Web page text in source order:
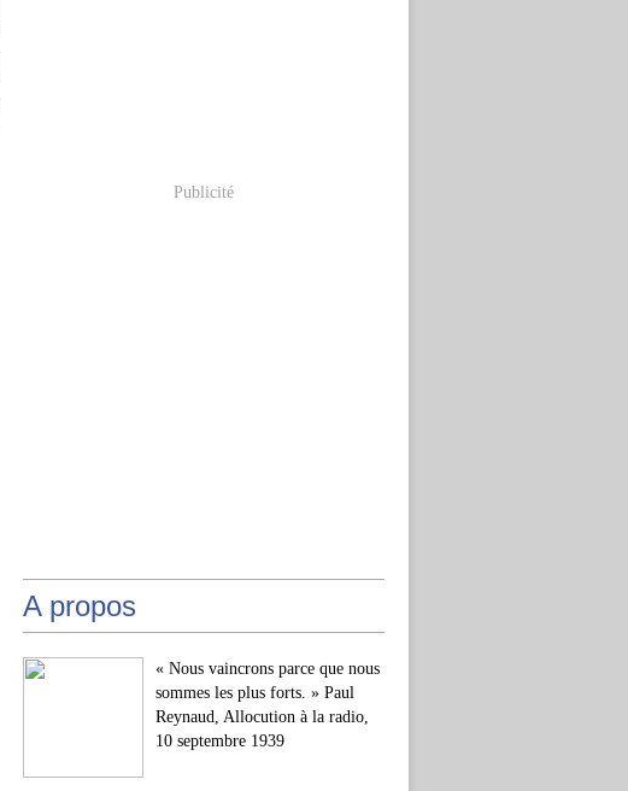
Publicité
A propos
« Nous vaincrons parce que nous
sommes les plus forts. » Paul
Reynaud, Allocution à la radio,
10 septembre 1939